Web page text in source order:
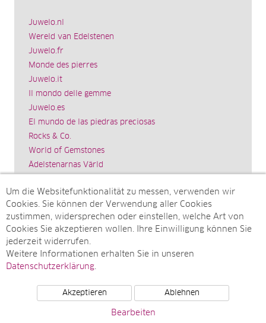
Juwelo.nl
Wereld van Edelstenen
Juwelo.fr
Monde des pierres
Juwelo.it
Il mondo delle gemme
Juwelo.es
El mundo de las piedras preciosas
Rocks & Co.
World of Gemstones
Ädelstenarnas Värld
Impressum
SITEMAP
Sitemap
Monatsarchive
Top-Artikel
© Juwelo Deutschland GmbH (ein Tochterunternehmen der
Um die Websitefunktionalität zu messen, verwenden wir
Cookies. Sie können der Verwendung aller Cookies
zustimmen, widersprechen oder einstellen, welche Art von
Cookies Sie akzeptieren wollen. Ihre Einwilligung können Sie
jederzeit widerrufen.
Weitere Informationen erhalten Sie in unseren
Datenschutzerklärung.
Akzeptieren Ablehnen
Bearbeiten